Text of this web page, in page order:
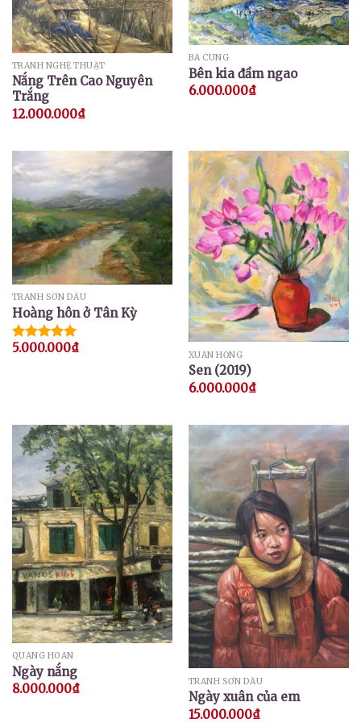
TRANH NGHỆ THUẬT
Nắng Trên Cao Nguyên
Trắng
12.000.000₫
BÁ CUNG
Bên kia đầm ngao
6.000.000₫
TRANH SƠN DẦU
Hoàng hôn ở Tân Kỳ
Được xếp
5.000.000₫ XUÂN HỒNG
Sen (2019)
6.000.000₫
QUANG HOAN
Ngày nắng
8.000.000₫
TRANH SƠN DẦU
Ngày xuân của em
15.000.000₫